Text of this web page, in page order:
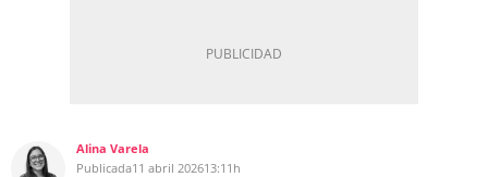
Alina Varela
Publicada11 abril 202613:11h